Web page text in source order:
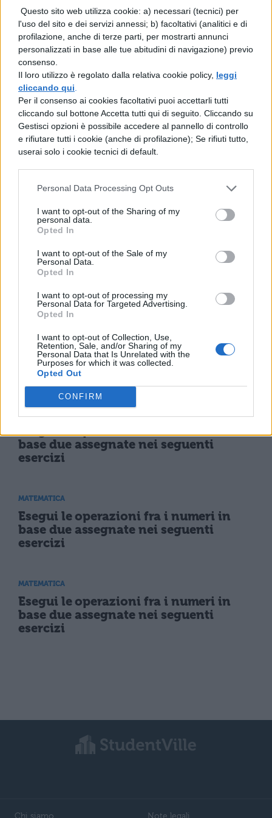
Questo sito web utilizza cookie: a) necessari (tecnici) per
l'uso del sito e dei servizi annessi; b) facoltativi (analitici e di
profilazione, anche di terze parti, per mostrarti annunci
personalizzati in base alle tue abitudini di navigazione) previo
consenso.
Il loro utilizzo è regolato dalla relativa cookie policy, leggi
cliccando qui
Per il consenso ai cookies facoltativi puoi accettarli tutti
cliccando sul bottone Accetta tutti qui di seguito. Cliccando su
Gestisci opzioni è possibile accedere al pannello di controllo
e rifiutare tutti i cookie (anche di profilazione); Se rifiuti tutto,
userai solo i cookie tecnici di default.
Personal Data Processing Opt Outs
I want to opt-out of the Sharing of my
personal data.
Opted In
I want to opt-out of the Sale of my
Personal Data.
Opted In
I want to opt-out of processing my
Personal Data for Targeted Advertising.
Opted In
I want to opt-out of Collection, Use,
Retention, Sale, and/or Sharing of my
Personal Data that Is Unrelated with the
Purposes for which it was collected.
Opted Out
CONFIRM
MATEMATICA
Quali fra i seguenti numeri non
possono rappresentare un numero in
base dodici?
MATEMATICA
Scrivi in forma polinomiale i numeri
assegnati nei seguenti esercizi
MATEMATICA
Scegli fra quelli a lato il risultato di
base 2
MATEMATICA
Determina Il valore di verità delle
Esegui le operazioni fra i numeri in
base due assegnate nei seguenti
esercizi
base due assegnate nei seguenti
esercizi
MATEMATICA
Esegui le operazioni fra i numeri in
base due assegnate nei seguenti
esercizi
MATEMATICA
Esegui le operazioni fra i numeri in
base due assegnate nei seguenti
esercizi
Chi siamo Note legali